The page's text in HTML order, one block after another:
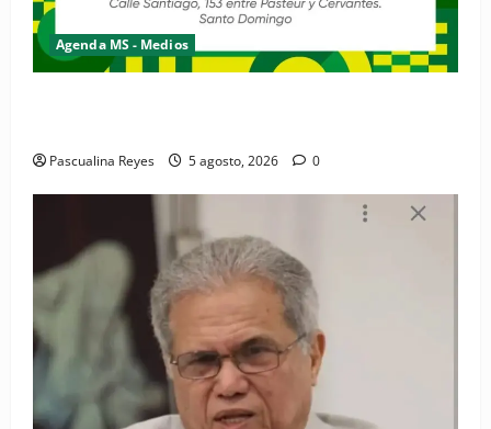
Agenda MS - Medios
Pascualina Reyes 5 agosto, 2026 0